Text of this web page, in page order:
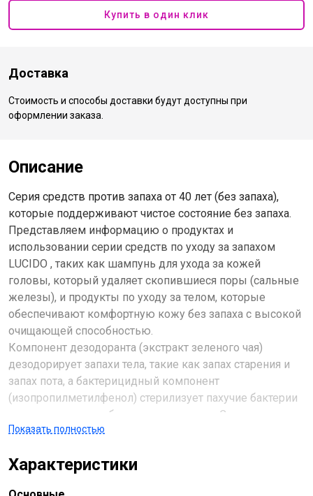
Купить в один клик
Доставка
Стоимость и способы доставки будут доступны при
оформлении заказа.
Описание
Серия средств против запаха от 40 лет (без запаха),
которые поддерживают чистое состояние без запаха.
Представляем информацию о продуктах и
использовании серии средств по уходу за запахом
LUCIDO , таких как шампунь для ухода за кожей
головы, который удаляет скопившиеся поры (сальные
железы), и продукты по уходу за телом, которые
обеспечивают комфортную кожу без запаха с высокой
очищающей способностью.
Компонент дезодоранта (экстракт зеленого чая)
дезодорирует запахи тела, такие как запах старения и
запах пота, а бактерицидный компонент
(изопропилметилфенол) стерилизует пахучие бактерии
и предотвращает образование запахов. Содержит
«смесь растительных флавоноидов (порошок
зеленого чая» (увлажняющий ингредиент). Обладая
Показать полностью
Характеристики